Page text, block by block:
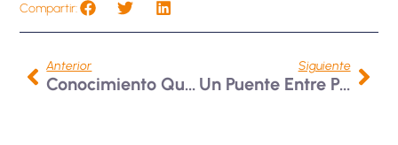
Compartir:
Anterior
Conocimiento Que Une Fronteras: Nuestro Sello En Obra Académica Internacional
Siguiente
Un Puente Entre Pedagogía Y Antropología: Aporte Bonaventuriano A Obra De Le Breton